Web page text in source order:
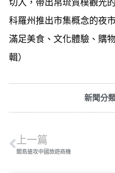
切入，帶出帛琉質樸觀光
科羅州推出市集概念的夜
滿足美食、文化體驗、購
輯）
新聞分
上一篇
關島搶攻中國旅遊商機